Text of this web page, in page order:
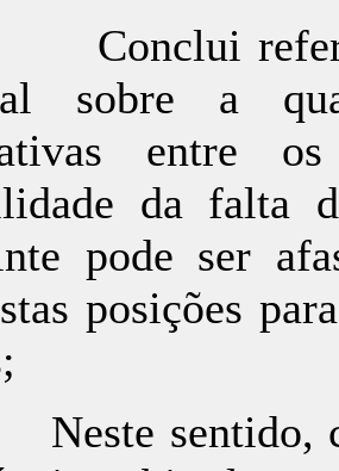
Conclui
sobre a
entre
da falta
pode ser
posições
Neste sentido,